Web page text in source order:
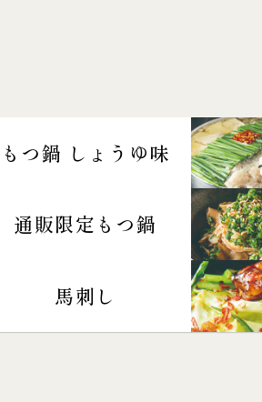
もつ鍋 しょうゆ味
通販限定もつ鍋
馬刺し